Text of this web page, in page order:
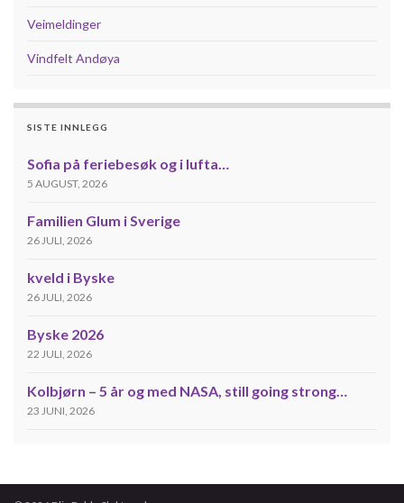
Veimeldinger
Vindfelt Andøya
SISTE INNLEGG
Sofia på feriebesøk og i lufta…
5 AUGUST, 2026
Familien Glum i Sverige
26 JULI, 2026
kveld i Byske
26 JULI, 2026
Byske 2026
22 JULI, 2026
Kolbjørn – 5 år og med NASA, still going strong…
23 JUNI, 2026